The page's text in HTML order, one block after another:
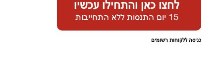
לחצו כאן והתחילו עכשיו
15 יום התנסות ללא התחייבות
כניסה ללקוחות רשומים